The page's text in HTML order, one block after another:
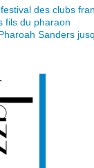
des clubs
fils du pharaon
Sanders